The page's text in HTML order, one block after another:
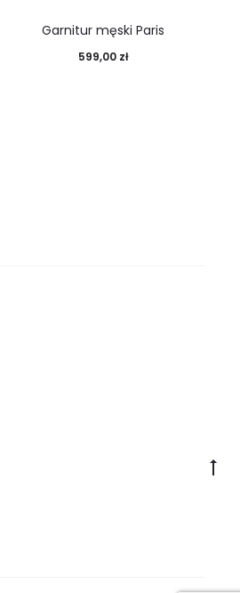
Garnitur męski Paris
599,00 zł